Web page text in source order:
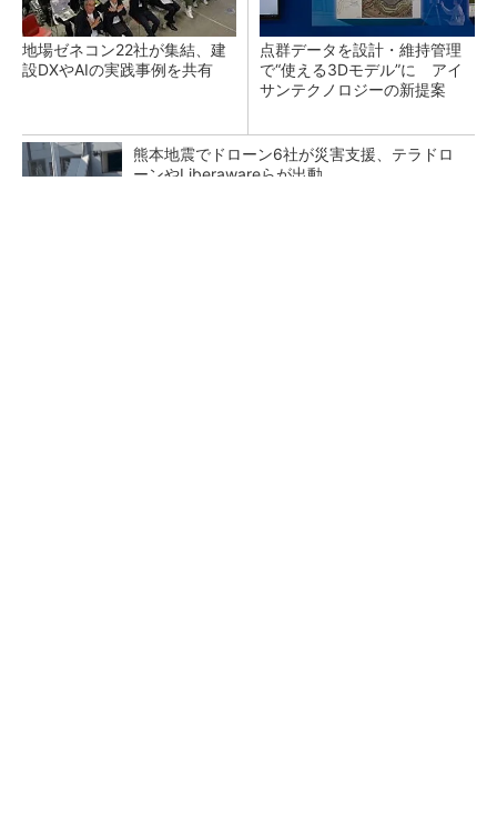
地場ゼネコン22社が集結、建
設DXやAIの実践事例を共有
点群データを設計・維持管理
で“使える3Dモデル”に アイ
サンテクノロジーの新提案
熊本地震でドローン6社が災害支援、テラドロ
ーンやLiberawareらが出動